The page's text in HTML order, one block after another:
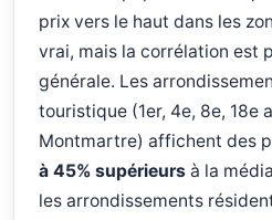
prix vers le haut dans les
vrai, mais la corrélation est
générale. Les
touristique (1er, 4e, 8e, 18e
Montmartre) affichent des
à 45% supérieurs à la
les arrondissements